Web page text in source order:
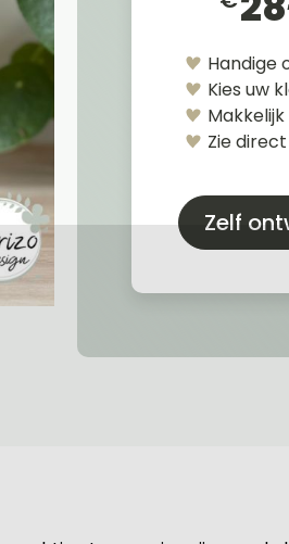
Handige
Kies uw
Zie
Zelf